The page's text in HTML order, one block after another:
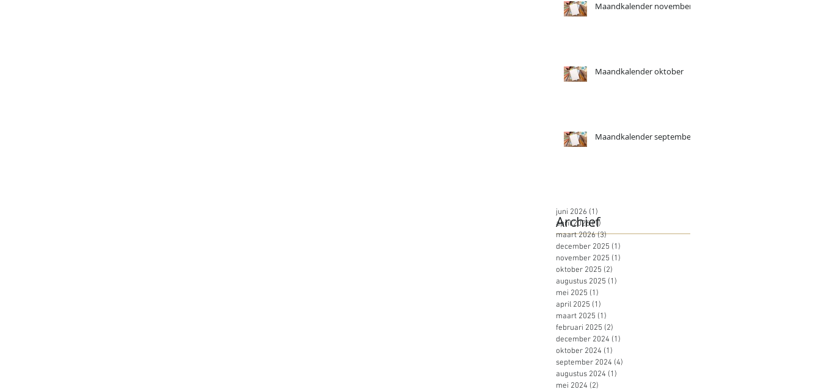
Maandkalender november
Maandkalender oktober
Maandkalender september
Archief
juni 2026 (1)
april 2026(1)
maart 2026(3)3 posts
december 2025 (1)
november 2025 (1)
oktober 2025 (2)
augustus 2025 (1)
mei 2025 (1)
april 2025 (1)
maart 2025 (1)
februari 2025 (2)
december 2024 (1)
oktober 2024 (1)
september 2024 (4)
augustus 2024 (1)
mei 2024 (2)